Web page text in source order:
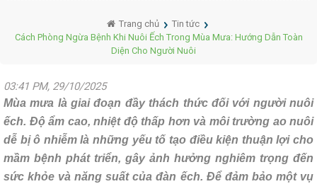
Trang chủ
Tin tức
Cách Phòng Ngừa Bệnh Khi Nuôi Ếch Trong Mùa Mưa: Hướng Dẫn Toàn
Diện Cho Người Nuôi
03:41 PM, 29/10/2025
Mùa mưa là giai đoạn đầy thách thức đối với người nuôi
ếch. Độ ẩm cao, nhiệt độ thấp hơn và môi trường ao nuôi
dễ bị ô nhiễm là những yếu tố tạo điều kiện thuận lợi cho
mầm bệnh phát triển, gây ảnh hưởng nghiêm trọng đến
sức khỏe và năng suất của đàn ếch. Để đảm bảo một vụ